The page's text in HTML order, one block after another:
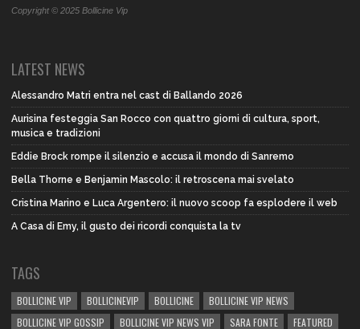
Copyright © 2025 Bollicine Vip
LATEST NEWS
Alessandro Matri entra nel cast di Ballando 2026
Aurisina festeggia San Rocco con quattro giorni di cultura, sport,
musica e tradizioni
Eddie Brock rompe il silenzio e accusa il mondo di Sanremo
Bella Thorne e Benjamin Mascolo: il retroscena mai svelato
Cristina Marino e Luca Argentero: il nuovo scoop fa esplodere il web
A Casa di Emy, il gusto dei ricordi conquista la tv
TAGS
BOLLICINE VIP BOLLICINEVIP BOLLICINE
BOLLICINE VIP NEWS
BOLLICINE VIP GOSSIP
BOLLICINE VIP NEWS VIP SARA FONTE FEATURED